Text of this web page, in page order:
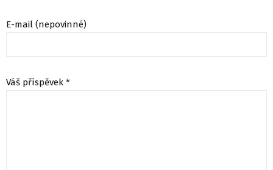
E-mail (nepovinné)
Váš příspěvek *